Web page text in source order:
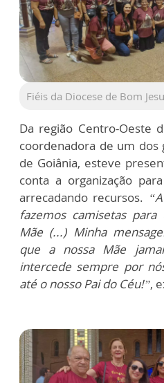
Fiéis da Diocese de Bom
Da região Centro-Oeste
coordenadora de um dos
de Goiânia, esteve
conta a organização
arrecadando recursos.
fazemos camisetas
Mãe (...) Minha
que a nossa Mãe
intercede sempre por
até o nosso Pai do Céu!”,